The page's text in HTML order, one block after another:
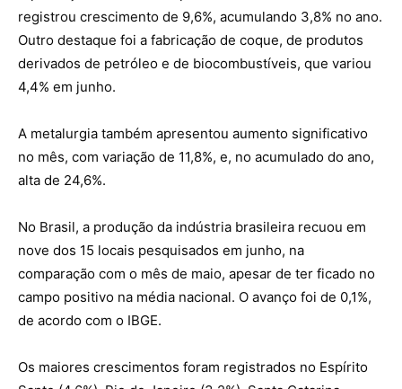
registrou crescimento de 9,6%, acumulando 3,8% no ano.
Outro destaque foi a fabricação de coque, de produtos
derivados de petróleo e de biocombustíveis, que variou
4,4% em junho.
A metalurgia também apresentou aumento significativo
no mês, com variação de 11,8%, e, no acumulado do ano,
alta de 24,6%.
No Brasil, a produção da indústria brasileira recuou em
nove dos 15 locais pesquisados em junho, na
comparação com o mês de maio, apesar de ter ficado no
campo positivo na média nacional. O avanço foi de 0,1%,
de acordo com o IBGE.
Os maiores crescimentos foram registrados no Espírito